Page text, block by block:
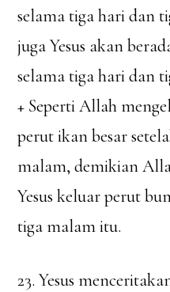
selama tiga hari dan
juga Yesus akan
selama tiga hari dan
+ Seperti Allah
perut ikan besar
malam, demikian
Yesus keluar perut
tiga malam itu.
23. Yesus